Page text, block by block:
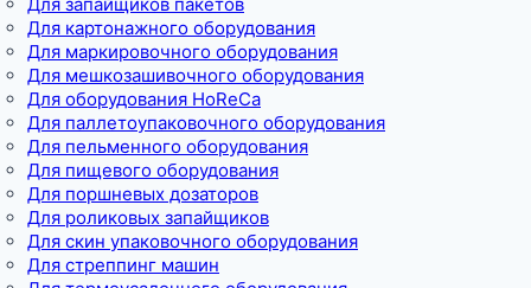
Для картонажного оборудования
Для маркировочного оборудования
Для мешкозашивочного оборудования
Для оборудования HoReCa
Для паллетоупаковочного оборудования
Для пельменного оборудования
Для пищевого оборудования
Для поршневых дозаторов
Для роликовых запайщиков
Для скин упаковочного оборудования
Для стреппинг машин